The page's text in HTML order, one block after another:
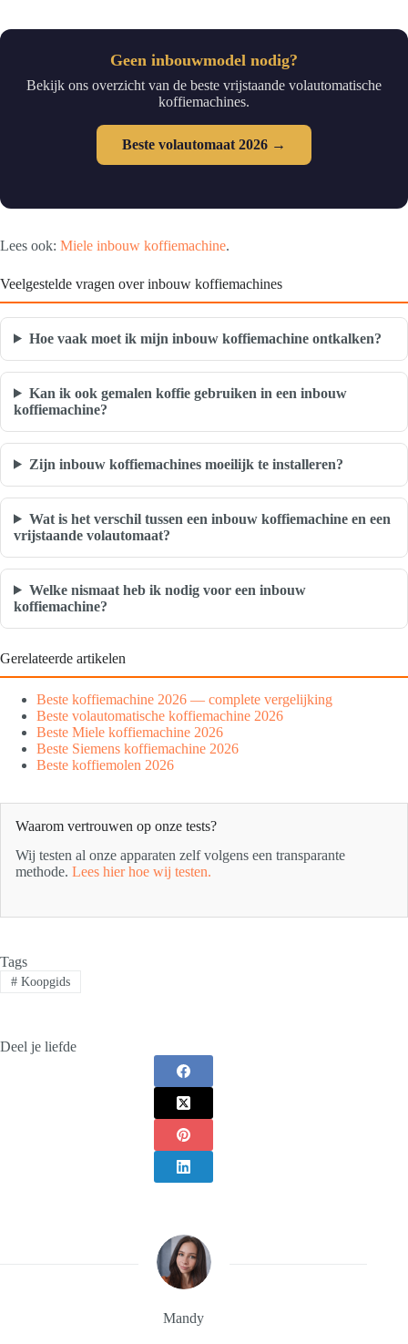
Geen inbouwmodel nodig?
Bekijk ons overzicht van de beste vrijstaande volautomatische
koffiemachines.
Beste volautomaat 2026 →
Lees ook: Miele inbouw koffiemachine.
Veelgestelde vragen over inbouw koffiemachines
Hoe vaak moet ik mijn inbouw koffiemachine ontkalken?
Kan ik ook gemalen koffie gebruiken in een inbouw
koffiemachine?
Zijn inbouw koffiemachines moeilijk te installeren?
Wat is het verschil tussen een inbouw koffiemachine en een
vrijstaande volautomaat?
Welke nismaat heb ik nodig voor een inbouw
koffiemachine?
Gerelateerde artikelen
Beste koffiemachine 2026 — complete vergelijking
Beste volautomatische koffiemachine 2026
Beste Miele koffiemachine 2026
Beste Siemens koffiemachine 2026
Beste koffiemolen 2026
Waarom vertrouwen op onze tests?
Wij testen al onze apparaten zelf volgens een transparante
methode. Lees hier hoe wij testen.
Tags
#Koopgids
Deel je liefde
Mandy